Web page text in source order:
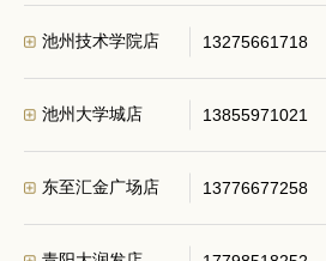
池州技术学院店 13275661718
池州大学城店 13855971021
东至汇金广场店 13776677258